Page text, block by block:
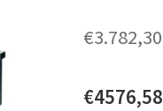
€3.782,30